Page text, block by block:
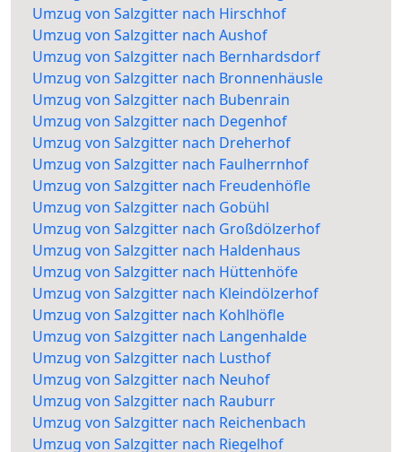
Umzug von Salzgitter nach Hirschhof
Umzug von Salzgitter nach Aushof
Umzug von Salzgitter nach Bernhardsdorf
Umzug von Salzgitter nach Bronnenhäusle
Umzug von Salzgitter nach Bubenrain
Umzug von Salzgitter nach Degenhof
Umzug von Salzgitter nach Dreherhof
Umzug von Salzgitter nach Faulherrnhof
Umzug von Salzgitter nach Freudenhöfle
Umzug von Salzgitter nach Gobühl
Umzug von Salzgitter nach Großdölzerhof
Umzug von Salzgitter nach Haldenhaus
Umzug von Salzgitter nach Hüttenhöfe
Umzug von Salzgitter nach Kleindölzerhof
Umzug von Salzgitter nach Kohlhöfle
Umzug von Salzgitter nach Langenhalde
Umzug von Salzgitter nach Lusthof
Umzug von Salzgitter nach Neuhof
Umzug von Salzgitter nach Rauburr
Umzug von Salzgitter nach Reichenbach
Umzug von Salzgitter nach Riegelhof